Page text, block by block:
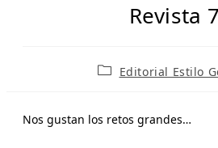
Revista
Editorial Estilo
Nos gustan los retos grandes…